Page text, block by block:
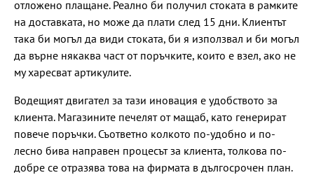
отложено плащане. Реално би получил стоката в рамките
на доставката, но може да плати след 15 дни. Клиентът
така би могъл да види стоката, би я използвал и би могъл
да върне някаква част от поръчките, които е взел, ако не
му харесват артикулите.
Водещият двигател за тази иновация е удобството за
клиента. Магазините печелят от мащаб, като генерират
повече поръчки. Съответно колкото по-удобно и по-
лесно бива направен процесът за клиента, толкова по-
добре се отразява това на фирмата в дългосрочен план.